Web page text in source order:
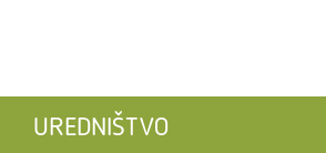
UREDNIŠTVO